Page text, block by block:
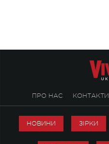
ПРО НАС КОНТАКТИ
НОВИНИ ЗІРКИ